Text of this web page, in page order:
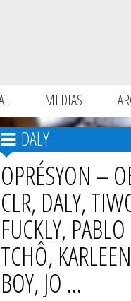
MEDIAS
DALY
OPRÉSYON –
CLR, DALY,
FUCKLY,
TCHÔ,
BOY, JO ...